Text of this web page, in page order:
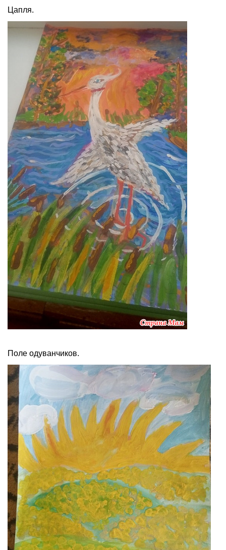
Цапля.
Поле одуванчиков.